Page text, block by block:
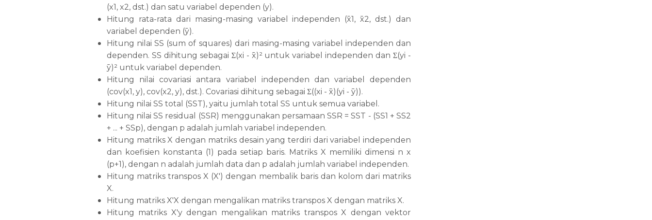
(x1, x2, dst.) dan satu variabel dependen (y).
Hitung rata-rata dari masing-masing variabel independen (x̄1, x̄2, dst.) dan
variabel dependen (ȳ).
Hitung nilai SS (sum of squares) dari masing-masing variabel independen dan
dependen. SS dihitung sebagai Σ(xi - x)²untuk variabel independen danΣ(yi -
y)² untuk variabel dependen.
Hitung nilai covariasi antara variabel independen dan variabel dependen
(cov(x1, y), cov(x2, y), dst.). Covariasi dihitung sebagai Σ((xi - x)(yi - y)).
Hitung nilai SS total (SST), yaitu jumlah total SS untuk semua variabel.
Hitung nilai SS residual (SSR) menggunakan persamaan SSR = SST - (SS1 + SS2
+ ... + SSp), dengan p adalah jumlah variabel independen.
Hitung matriks X dengan matriks desain yang terdiri dari variabel independen
dan koefisien konstanta (1) pada setiap baris. Matriks X memiliki dimensi n x
(p+1), dengan n adalah jumlah data dan p adalah jumlah variabel independen.
Hitung matriks transpos X (X') dengan membalik baris dan kolom dari matriks
X.
Hitung matriks X'X dengan mengalikan matriks transpos X dengan matriks X.
Hitung matriks X'y dengan mengalikan matriks transpos X dengan vektor